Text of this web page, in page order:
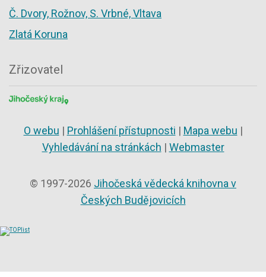
Č. Dvory, Rožnov, S. Vrbné, Vltava
Zlatá Koruna
Zřizovatel
O webu | Prohlášení přístupnosti | Mapa webu |
Vyhledávání na stránkách | Webmaster
© 1997-2026 Jihočeská vědecká knihovna v
Českých Budějovicích